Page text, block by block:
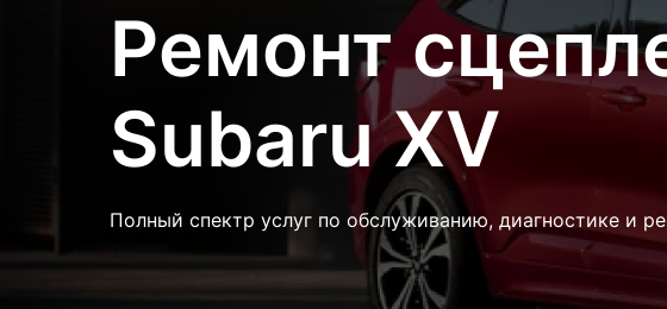
Ремонт
Subaru XV
Полный спектр услуг по обслуживанию, диагностике и